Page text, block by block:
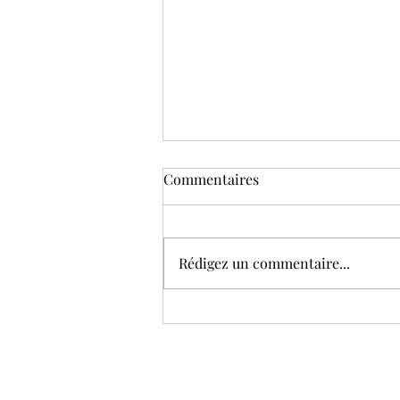
Ça y est… je me lance !!!
Commentaires
Rédigez un commentaire...